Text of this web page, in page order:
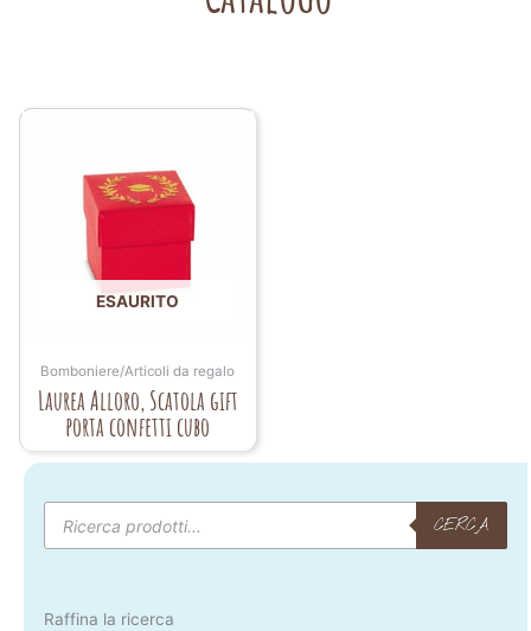
ESAURITO
Bomboniere/Articoli da regalo
Laurea Alloro, Scatola gift
porta confetti cubo
Products
search
CERCA
Raffina la ricerca